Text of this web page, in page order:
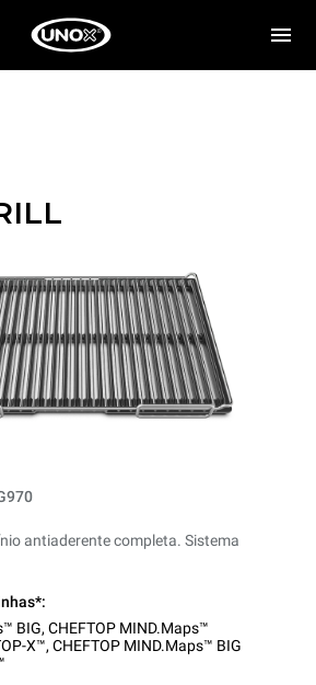
antiaderente completa. Sistema
BIG, CHEFTOP MIND.Maps™
X™, CHEFTOP MIND.Maps™ BIG